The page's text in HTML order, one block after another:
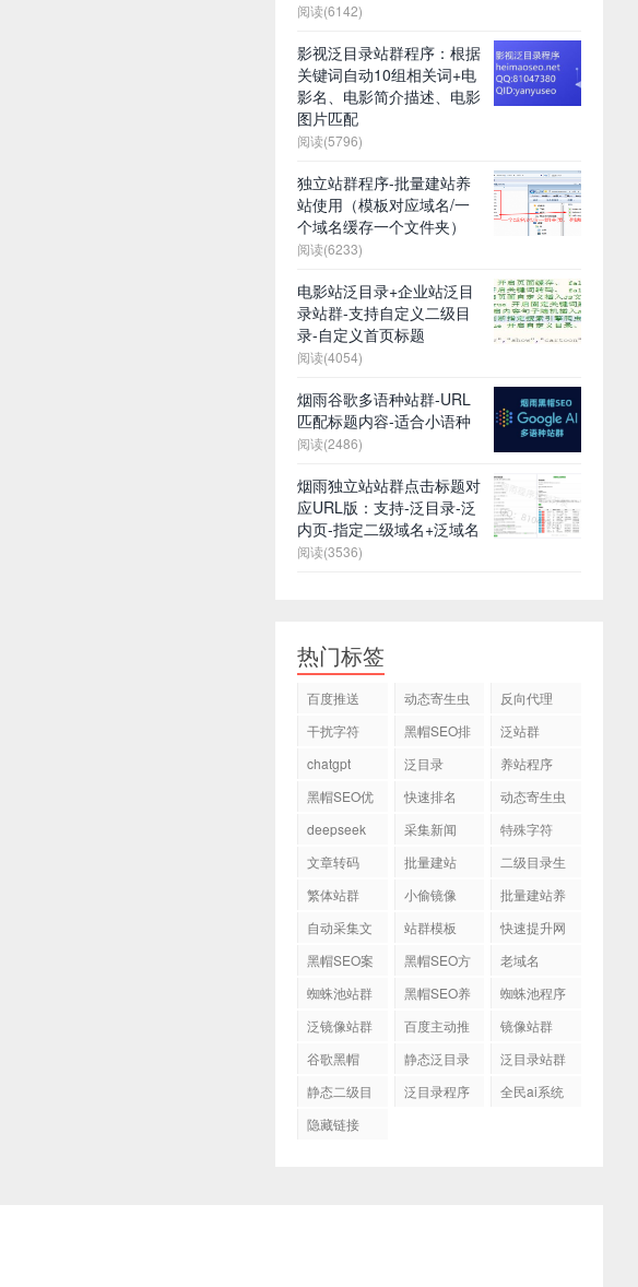
阅读(6142)
影视泛目录站群程序：根据
关键词自动10组相关词+电
影名、电影简介描述、电影
图片匹配
阅读(5796)
独立站群程序-批量建站养
站使用（模板对应域名/一
个域名缓存一个文件夹）
阅读(6233)
电影站泛目录+企业站泛目
录站群-支持自定义二级目
录-自定义首页标题
阅读(4054)
烟雨谷歌多语种站群-URL
匹配标题内容-适合小语种
阅读(2486)
烟雨独立站站群点击标题对
应URL版：支持-泛目录-泛
内页-指定二级域名+泛域名
阅读(3536)
热门标签
百度推送 动态寄生虫
反向代理
干扰字符
黑帽SEO排
泛站群
chatgpt
泛目录
养站程序
黑帽SEO优
快速排名
动态寄生虫
deepseek 采集新闻
特殊字符
文章转码
批量建站
二级目录生
繁体站群 小偷镜像
批量建站养
自动采集文
站群模板
快速提升网
黑帽SEO案
黑帽SEO方
老域名
蜘蛛池站群
黑帽SEO养
蜘蛛池程序
泛镜像站群
百度主动推
镜像站群
谷歌黑帽
静态泛目录
泛目录站群
静态二级目
泛目录程序
全民ai系统
隐藏链接